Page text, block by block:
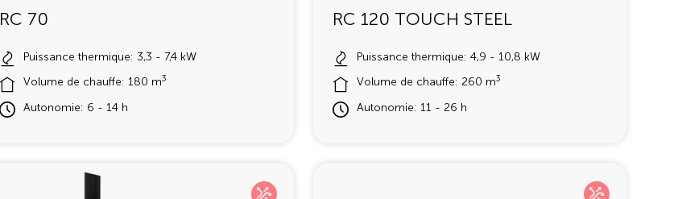
RC 70
Puissance thermique: 3,3 - 7,4 kW
Volume de chauffe: 180 m3
Autonomie: 6 - 14 h
RC 120 TOUCH STEEL
Puissance thermique: 4,9 - 10,8 kW
Volume de chauffe: 260 m3
Autonomie: 11 - 26 h